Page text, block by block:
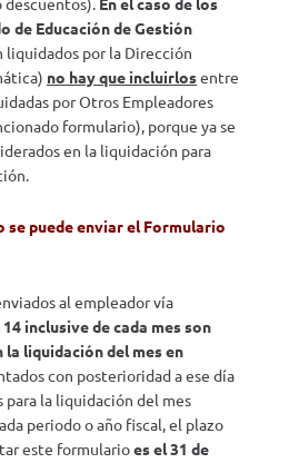
de Educación de Gestión
liquidados por la Dirección
no hay que incluirlosentre
por Otros Empleadores
formulario), porque ya se
en la liquidación para
se puede enviar el Formulario
al empleador vía
inclusive de cada mes son
la liquidación del mes en
con posterioridad a ese día
para la liquidación del mes
periodo o año fiscal, el plazo
este formularioes el 31 de